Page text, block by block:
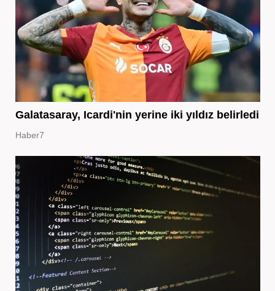
Galatasaray, Icardi'nin yerine iki yıldız belirledi
Haber7